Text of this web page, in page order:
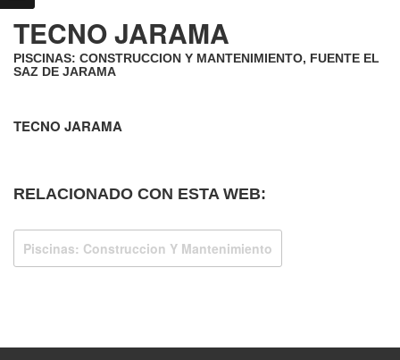
TECNO JARAMA
PISCINAS: CONSTRUCCION Y MANTENIMIENTO, FUENTE EL
SAZ DE JARAMA
TECNO JARAMA
RELACIONADO CON ESTA WEB:
Piscinas: Construccion Y Mantenimiento